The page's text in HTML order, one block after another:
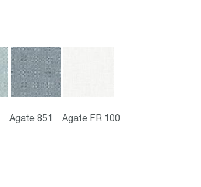
Agate 851 Agate FR 100